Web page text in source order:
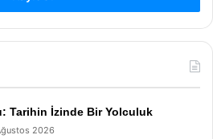
Tarihin İzinde Bir Yolculuk
2026